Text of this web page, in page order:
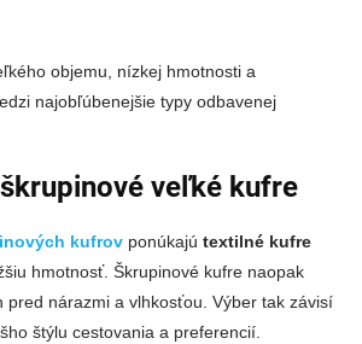
objemu, nízkej hmotnosti a
najobľúbenejšie typy odbavenej
veľké kufre
kufrov ponúkajú textilné kufre
hmotnosť. Škrupinové kufre naopak
pred nárazmi a vlhkosťou. Výber tak závisí
štýlu cestovania a preferencií.